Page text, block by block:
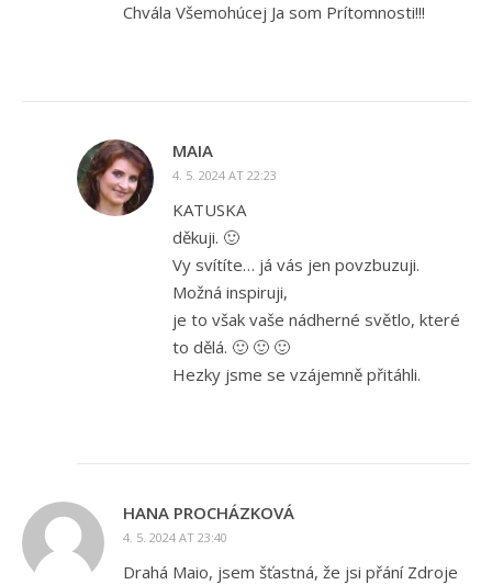
Chvála Všemohúcej Ja som Prítomnosti!!!
MAIA
4. 5. 2024 AT 22:23
KATUSKA
děkuji. 🙂
Vy svítíte… já vás jen povzbuzuji.
Možná inspiruji,
je to však vaše nádherné světlo, které
to dělá. 🙂 🙂 🙂
Hezky jsme se vzájemně přitáhli.
HANA PROCHÁZKOVÁ
4. 5. 2024 AT 23:40
Drahá Maio, jsem šťastná, že jsi přání Zdroje